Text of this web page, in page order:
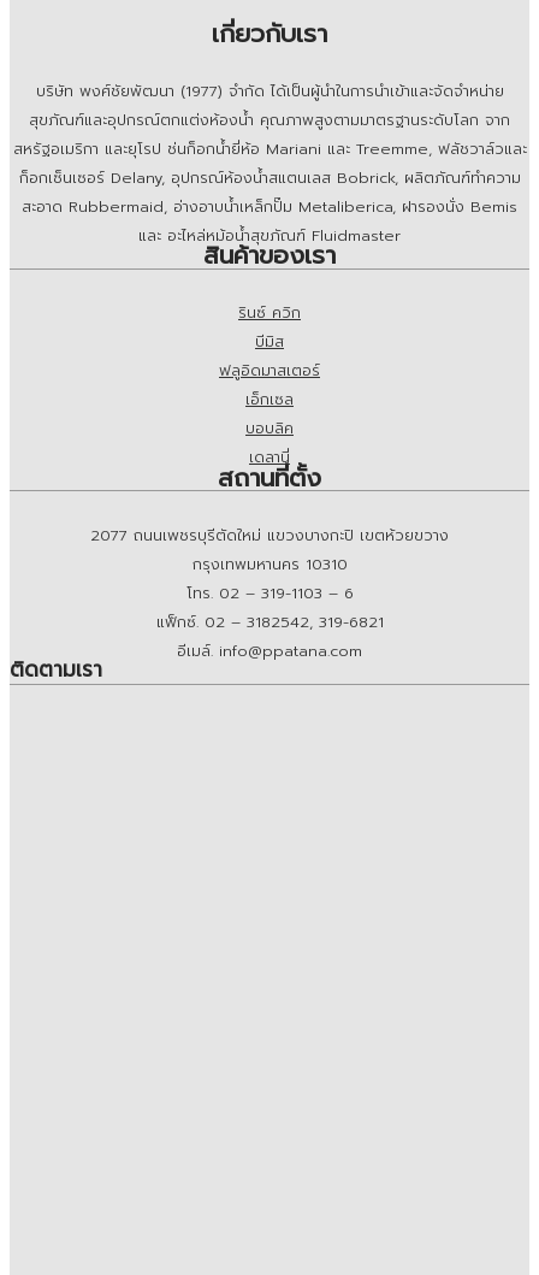
เกี่ยวกับเรา
บริษัท พงศ์ชัยพัฒนา (1977) จำกัด ได้เป็นผู้นำในการนำเข้าและจัดจำหน่าย
สุขภัณฑ์และอุปกรณ์ตกแต่งห้องน้ำ คุณภาพสูงตามมาตรฐานระดับโลก จาก
สหรัฐอเมริกา และยุโรป ช่นก็อกน้ำยี่ห้อ Mariani และ Treemme, ฟลัชวาล์วและ
ก็อกเซ็นเซอร์ Delany, อุปกรณ์ห้องน้ำสแตนเลส Bobrick, ผลิตภัณฑ์ทำความ
สะอาด Rubbermaid, อ่างอาบน้ำเหล็กปั๊ม Metaliberica, ฝารองนั่ง Bemis
และ อะไหล่หม้อน้ำสุขภัณฑ์ Fluidmaster
สินค้าของเรา
รินซ์ ควิก
บีมิส
ฟลูอิดมาสเตอร์
เอ็กเซล
บอบลิค
เดลานี่
สถานที่ตั้ง
2077 ถนนเพชรบุรีตัดใหม่ แขวงบางกะปิ เขตห้วยขวาง
กรุงเทพมหานคร 10310
โทร. 02 – 319-1103 – 6
แฟ็กซ์. 02 – 3182542, 319-6821
อีเมล์. info@ppatana.com
ติดตามเรา